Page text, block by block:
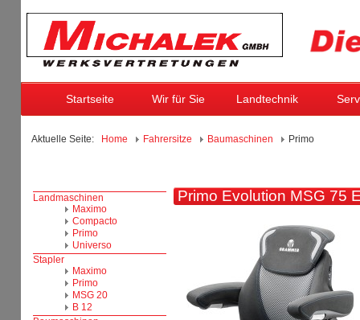
Startseite Wir für Sie Landtechnik
Aktuelle Seite: Home Fahrersitze Baumaschinen Primo
Primo Evolution MSG 75